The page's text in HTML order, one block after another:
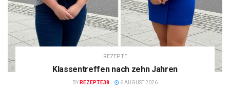
REZEPTE
Klassentreffen nach zehn Jahren
BY REZEPTE38 6 AUGUST 2026